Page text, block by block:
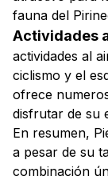
fauna del
Actividades
actividades al
ciclismo y el
ofrece
disfrutar de su
En resumen,
a pesar de su
combinación